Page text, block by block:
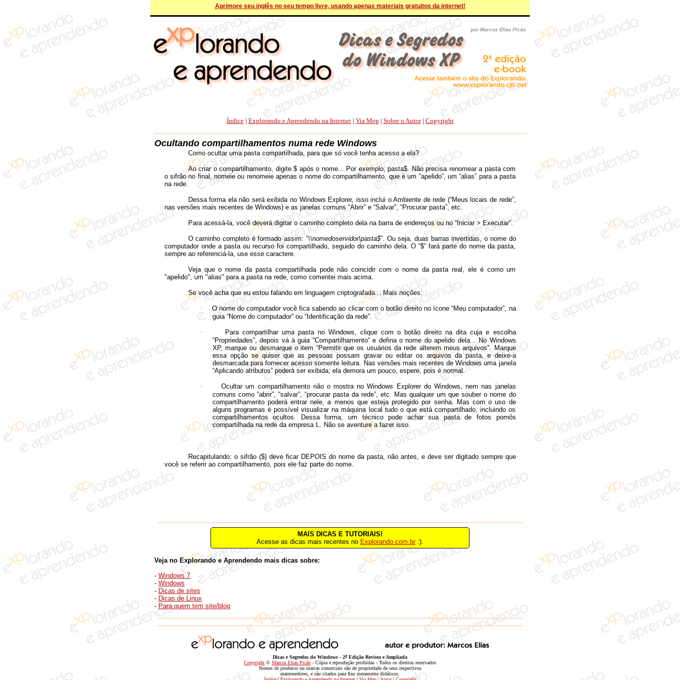
Aprimore seu inglês no seu tempo livre, usando apenas materiais gratuitos da internet!
Índice| Explorando e Aprendendo na Internet| Via Mep | Sobre o Autor| Copyright
Ocultando compartilhamentos numa rede Windows
Como ocultar uma pasta compartilhada, para que só você tenha acesso a ela?
Ao criar o compartilhamento, digite $ após o nome... Por exemplo, pasta$. Não precisa renomear a pasta com
o sifrão no final, nomeie ou renomeie apenas o nome do compartilhamento, que é um “apelido”, um “alias” para a pasta
na rede.
Dessa forma ela não será exibida no Windows Explorer, isso inclui o Ambiente de rede (“Meus locais de rede”,
nas versões mais recentes de Windows) e as janelas comuns “Abrir” e “Salvar”, “Procurar pasta”, etc.
Para acessá-la, você deverá digitar o caminho completo dela na barra de endereços ou no “Iniciar > Executar”.
O caminho completo é formado assim: “\\nomedoservidor\pasta$”. Ou seja, duas barras invertidas, o nome do
computador onde a pasta ou recurso foi compartilhado, seguido do caminho dela. O “$” fará parte do nome da pasta,
sempre ao referenciá-la, use esse caractere.
Veja que o nome da pasta compartilhada pode não coincidir com o nome da pasta real, ele é como um
"apelido", um "alias" para a pasta na rede, como comentei mais acima.
Se você acha que eu estou falando em linguagem criptografada... Mais noções:
·
O nome do computador você fica sabendo ao clicar com o botão direito no ícone “Meu computador”, na
guia “Nome do computador” ou “Identificação da rede”.
·
Para compartilhar uma pasta no Windows, clique com o botão direito na dita cuja e escolha
“Propriedades”, depois vá à guia “Compartilhamento” e defina o nome do apelido dela... No Windows
XP, marque ou desmarque o item “Permitir que os usuários da rede alterem meus arquivos”. Marque
essa opção se quiser que as pessoas possam gravar ou editar os arquivos da pasta, e deixe-a
desmarcada para fornecer acesso somente leitura. Nas versões mais recentes de Windows uma janela
“Aplicando atributos” poderá ser exibida; ela demora um pouco, espere, pois é normal.
·
Ocultar um compartilhamento não o mostra no Windows Explorer do Windows, nem nas janelas
comuns como “abrir”, “salvar”, “procurar pasta da rede”, etc. Mas qualquer um que souber o nome do
compartilhamento poderá entrar nele, a menos que esteja protegido por senha. Mas com o uso de
alguns programas é possível visualizar na máquina local tudo o que está compartilhado, incluindo os
compartilhamentos ocultos. Dessa forma, um técnico pode achar sua pasta de fotos pornôs
compartilhada na rede da empresa L. Não se aventure a fazer isso.
Recapitulando: o sifrão ($) deve ficar DEPOIS do nome da pasta, não antes, e deve ser digitado sempre que
você se referir ao compartilhamento, pois ele faz parte do nome.
MAIS DICAS E TUTORIAIS!
Acesse as dicas mais recentes no Explorando.com.br:).
Veja no Explorando e Aprendendo mais dicas sobre:
- Windows 7
- Windows
- Dicas de sites
- Dicas de Linux
- Para quem tem site/blog
Dicas e Segredos do Windows - 2a Edição Revista e Ampliada
Copyright © Marcos Elias Picão - Cópia e reprodução proibidas - Todos os direitos reservados
Nomes de produtos ou marcas comerciais são de propriedade de seus respectivos
mantenedores, e são citados para fins meramente didáticos.